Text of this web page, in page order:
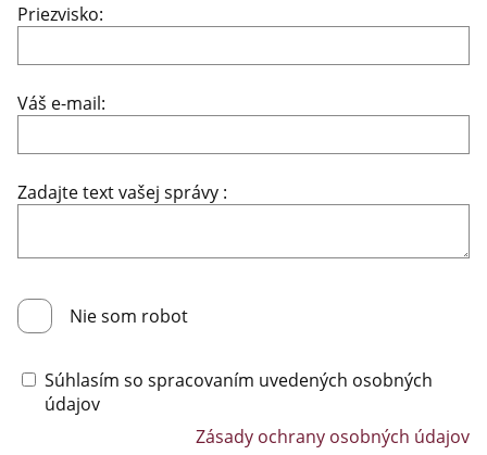
Priezvisko:
Váš e-mail:
Zadajte text vašej správy :
Nie som robot
Súhlasím so spracovaním uvedených osobných
údajov
Zásady ochrany osobných údajov